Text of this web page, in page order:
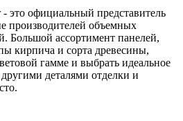
это официальный представитель
производителей объемных
Большой ассортимент панелей,
кирпича и сорта древесины,
гамме и выбрать идеальное
деталями отделки и